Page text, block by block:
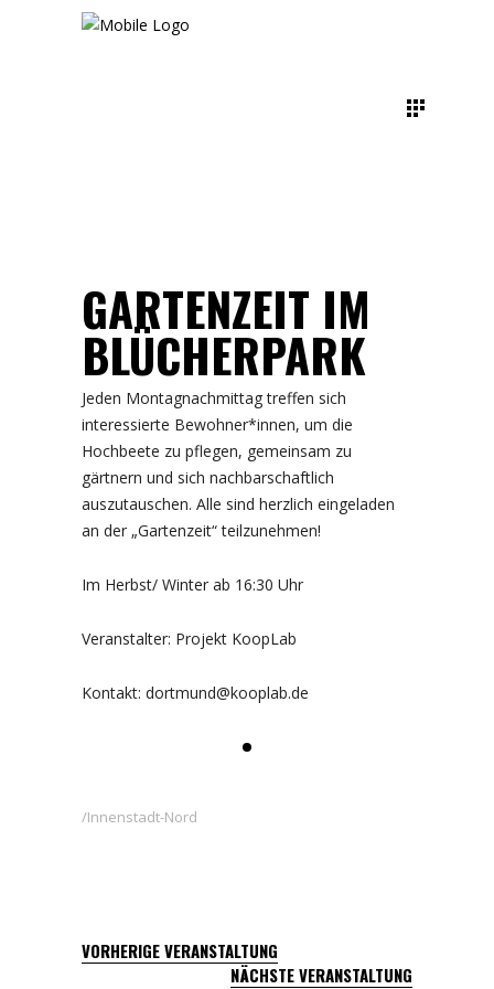
GARTENZEIT IM
BLÜCHERPARK
Jeden Montagnachmittag treffen sich
interessierte Bewohner*innen, um die
Hochbeete zu pflegen, gemeinsam zu
gärtnern und sich nachbarschaftlich
auszutauschen. Alle sind herzlich eingeladen
an der „Gartenzeit“ teilzunehmen!
Im Herbst/ Winter ab 16:30 Uhr
Veranstalter: Projekt KoopLab
Kontakt: dortmund@kooplab.de
Innenstadt-Nord
VORHERIGE VERANSTALTUNG
NÄCHSTE VERANSTALTUNG